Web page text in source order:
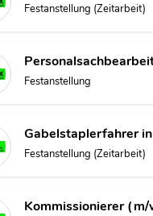
Festanstellung (Zeitarbeit)
Festanstellung
Gabelstaplerfahrer
Festanstellung (Zeitarbeit)
Kommissionierer (m/